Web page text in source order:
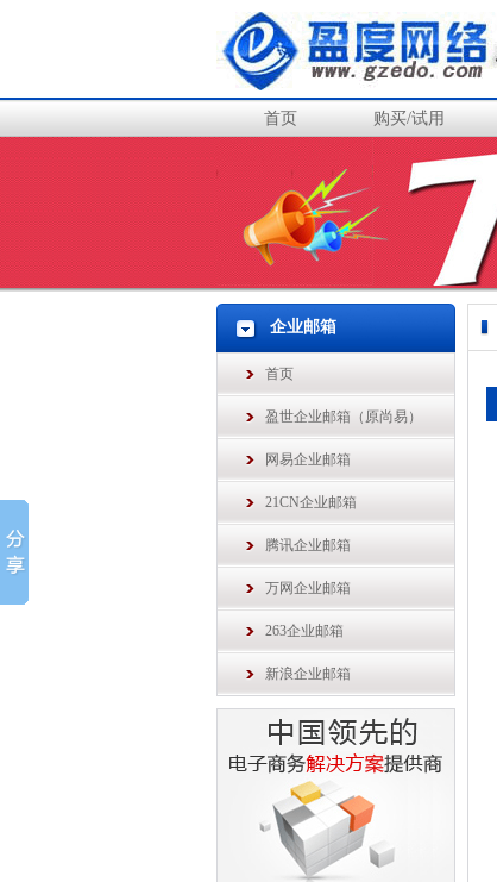
首页 购买/试用
企业邮箱
首页
盈世企业邮箱（原尚易）
网易企业邮箱
21CN企业邮箱
腾讯企业邮箱
万网企业邮箱
263企业邮箱
新浪企业邮箱